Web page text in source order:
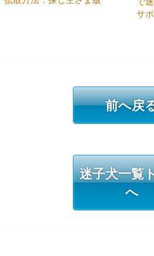
サ
前へ戻
迷子犬一覧
へ